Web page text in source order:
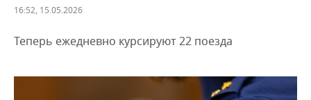
ДЕКЛАРАЦИИ О ДОХОДАХ
КОРОЛИ ГОСЗАКАЗА ПФО
ВУЗЫ ТАТАРСТАНА
НОВОСТИ ЭКОНОМИКИ
ФИНАНСЫ
БАНКИ
ПРОМЫШЛЕННОСТЬ
НОВОСТИ
НЕДВИЖИМОСТЬ
НОВОСТИ НЕДВИЖИМОСТИ
АВТО
16:52, 15.05.2026
Теперь ежедневно курсируют 22 поезда